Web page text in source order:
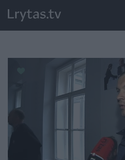
Paremkite Ukrainą